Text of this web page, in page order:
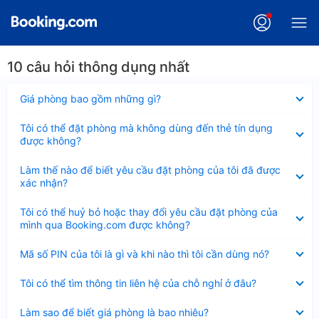
10 câu hỏi thông dụng nhất
Giá phòng bao gồm những gì?
thu
Tôi có thể đặt phòng mà không dùng đến thẻ tín dụng
được không?
thu
gọn
Làm thế nào để biết yêu cầu đặt phòng của tôi đã được
xác nhận?
thu
gọn
Tôi có thể huỷ bỏ hoặc thay đổi yêu cầu đặt phòng của
mình qua Booking.com được không?
thu
gọn
Mã số PIN của tôi là gì và khi nào thì tôi cần dùng nó?
thu
Tôi có thể tìm thông tin liên hệ của chỗ nghỉ ở đâu?
thu
Làm sao để biết giá phòng là bao nhiêu?
thu